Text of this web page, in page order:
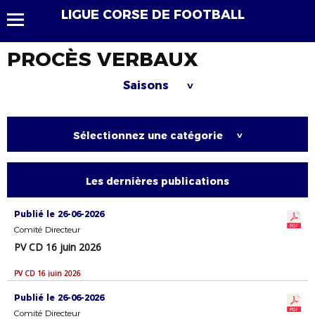
LIGUE CORSE DE FOOTBALL
PROCÈS VERBAUX
Saisons >
Sélectionnez une catégorie >
Les dernières publications
Publié le 26-06-2026
Comité Directeur
PV CD 16 juin 2026
PV CD 16 juin 2026
Publié le 26-06-2026
Comité Directeur